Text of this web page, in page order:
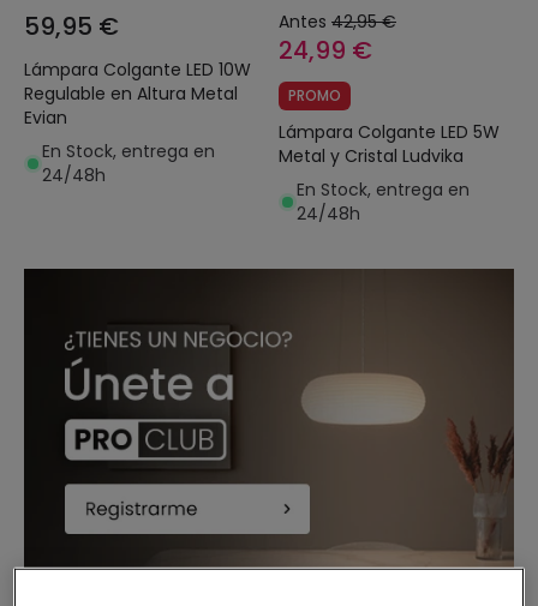
59,95 €
Lámpara Colgante LED 10W
Regulable en Altura Metal
Evian
En Stock, entrega en
24/48h
Antes 42,95 €
24,99 €
PROMO
Lámpara Colgante LED 5W
Metal y Cristal Ludvika
En Stock, entrega en
24/48h